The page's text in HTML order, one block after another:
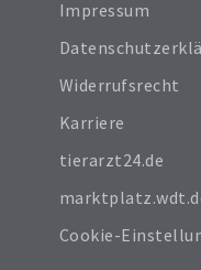
Impressum
Widerrufsrecht
Karriere
tierarzt24.de
Cookie-